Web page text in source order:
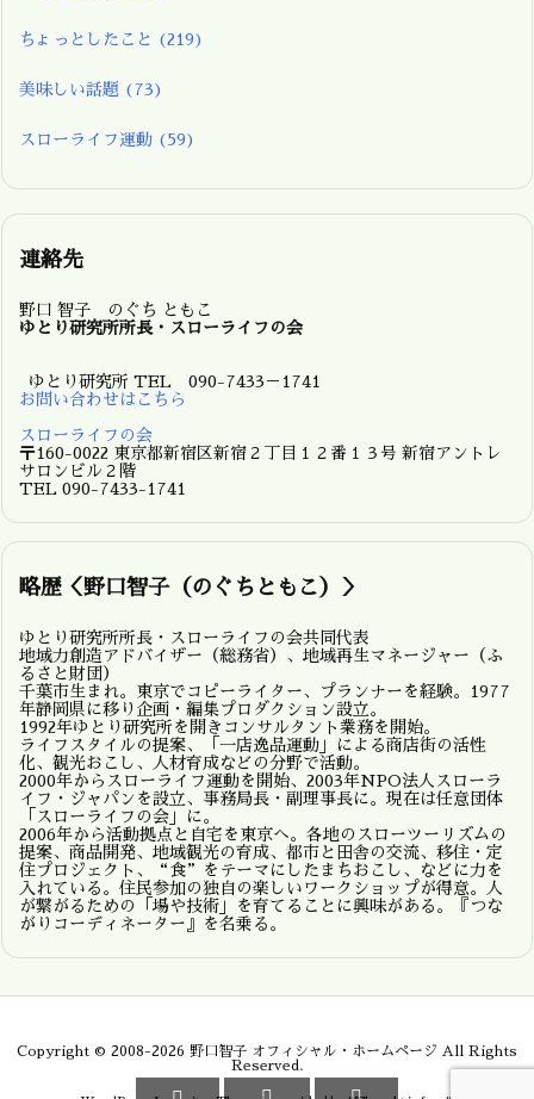
ちょっとしたこと (219)
美味しい話題 (73)
スローライフ運動 (59)
連絡先
野口 智子 のぐち ともこ
ゆとり研究所所長・スローライフの会
ゆとり研究所 TEL 090-7433－1741
お問い合わせはこちら
スローライフの会
〒160-0022 東京都新宿区新宿２丁目１２番１３号 新宿アントレ
サロンビル２階
TEL 090-7433-1741
略歴＜野口智子（のぐちともこ）＞
ゆとり研究所所長・スローライフの会共同代表
地域力創造アドバイザー（総務省）、地域再生マネージャー（ふ
るさと財団）
千葉市生まれ。東京でコピーライター、プランナーを経験。1977
年静岡県に移り企画・編集プロダクション設立。
1992年ゆとり研究所を開きコンサルタント業務を開始。
ライフスタイルの提案、「一店逸品運動」による商店街の活性
化、観光おこし、人材育成などの分野で活動。
2000年からスローライフ運動を開始、2003年NPO法人スローラ
イフ・ジャパンを設立、事務局長・副理事長に。現在は任意団体
「スローライフの会」に。
2006年から活動拠点と自宅を東京へ。各地のスローツーリズムの
提案、商品開発、地域観光の育成、都市と田舎の交流、移住・定
住プロジェクト、“食”をテーマにしたまちおこし、などに力を
入れている。住民参加の独自の楽しいワークショップが得意。人
が繋がるための「場や技術」を育てることに興味がある。『つな
がりコーディネーター』を名乗る。
Copyright © 2008-2026 野口智子 オフィシャル・ホームページ All Rights
Reserved.